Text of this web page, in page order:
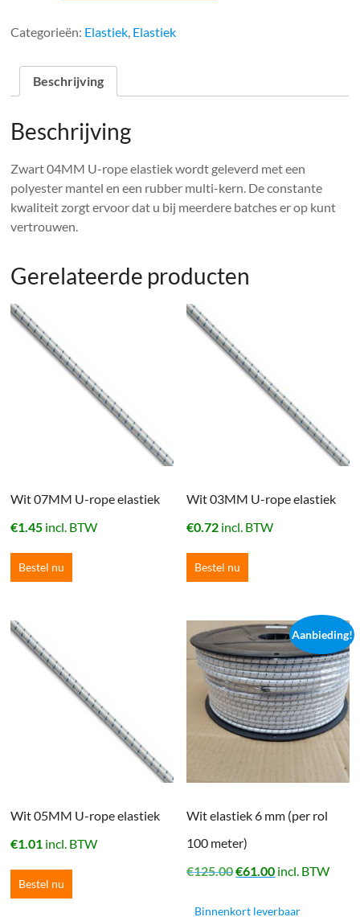
elastiek
Categorieën: Elastiek, Elastiek
Beschrijving
Beschrijving
Zwart 04MM U-rope elastiek wordt geleverd met een
polyester mantel en een rubber multi-kern. De constante
kwaliteit zorgt ervoor dat u bij meerdere batches er op kunt
vertrouwen.
Gerelateerde producten
Wit 07MM U-rope elastiek
€1.45 incl. BTW
Bestel nu
Wit 03MM U-rope elastiek
€0.72 incl. BTW
Bestel nu
Wit 05MM U-rope elastiek
€1.01 incl. BTW
Bestel nu
Aanbieding!
Wit elastiek 6 mm (per rol
100 meter)
€125.00Oorspronkelijke
€61.00Huidige
incl. BTW
Binnenkort leverbaar